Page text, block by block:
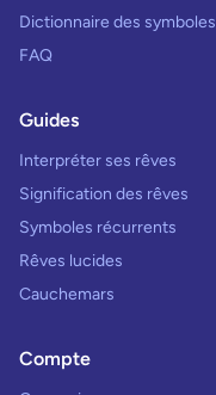
Dictionnaire des symboles
FAQ
Guides
Interpréter ses rêves
Signification des rêves
Symboles récurrents
Rêves lucides
Cauchemars
Compte